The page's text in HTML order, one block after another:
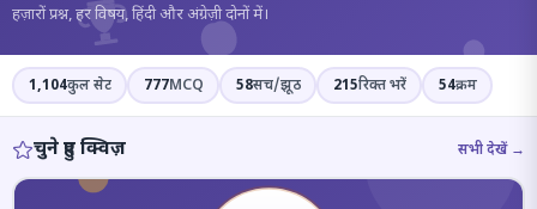
हज़ारों प्रश्न, हर विषय, हिंदी और अंग्रेज़ी दोनों में।
1,104कुल सेट 777MCQ 58सच/झूठ 215रिक्त भरें 54क्रम
चुने हुए क्विज़ सभी देखें →